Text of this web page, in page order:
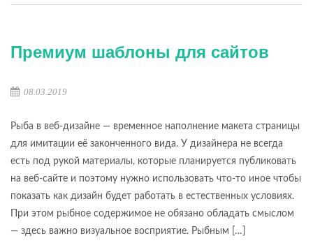
Премиум шаблоны для сайтов
08.03.2019
Рыба в веб-дизайне — временное наполнение макета страницы
для имитации её законченного вида. У дизайнера не всегда
есть под рукой материалы, которые планируется публиковать
на веб-сайте и поэтому нужно использовать что-то иное чтобы
показать как дизайн будет работать в естественных условиях.
При этом рыбное содержимое не обязано обладать смыслом
— здесь важно визуальное восприятие. Рыбным […]